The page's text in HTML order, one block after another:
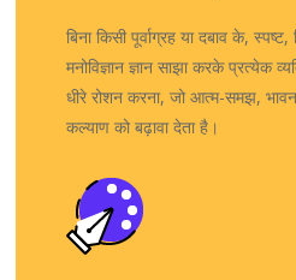
बिना किसी पूर्वाग्रह या दबाव के,
मनोविज्ञान ज्ञान साझा करके प्रत्येक
धीरे रोशन करना, जो आत्म-समझ,
कल्याण को बढ़ावा देता है।